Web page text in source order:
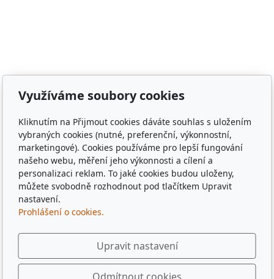
Klatovy, město Příbram, město Sušice, město Plzeň,
tácky, pohádkové tácky, pivní tácky, sběratelské tácky,
sběratelské známky, turistické známky, třídní sraz, sraz
po 10 letech, sraz gymplu, sraz gymnázia, sraz ze
střední, sraz z vysoké, spolužáci, památka,
pamětihodnost, malebná místa, plates, Řím, Paříž,
Rome , Paris, München, Munig, Oktoberfest, Zapft
Využíváme soubory cookies
Kliknutím na Přijmout cookies dáváte souhlas s uložením
vybraných cookies (nutné, preferenční, výkonnostní,
marketingové). Cookies používáme pro lepší fungování
našeho webu, měření jeho výkonnosti a cílení a
personalizaci reklam. To jaké cookies budou uloženy,
můžete svobodně rozhodnout pod tlačítkem Upravit
nastavení.
Prohlášení o cookies.
Upravit nastavení